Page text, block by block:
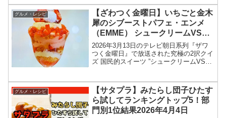
とに、コンビニ、スーパーなどで買える
13種類の...
グルメ・レシピ
【ざわつく金曜日】いちごと金木
犀のシブーストパフェ・エンメ
（EMME） シュークリームVSい
ちごパフェ究極の2択結果2026年
3月13日
2026年3月13日のテレビ朝日系列『ザワ
つく金曜日』で放送された究極の2択クイ
ズ 国民的スイーツ ”シュークリームVSい
（EMME）情報を紹介します！今回のざ
わつく金曜日...
グルメ・レシピ
【サタプラ】みたらし団子ひたす
ら試してランキングトップ5！部
門別1位結果2026年4月4日